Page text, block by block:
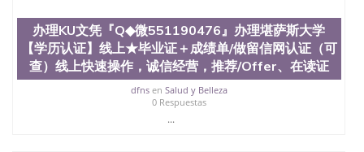
可以制作美国毕业证551190476哪里可以办理澳洲毕
业证551190476留学生在哪里可以买假毕业证
551190476哪里可以办理加拿大毕业证551190476申
请学校办理假的毕业证成绩单可以吗551190476哪里
可以办理水印成绩单551190476哪里可以修改成绩单
GPA分数551190476假毕业证能查出来吗551190476
办理KU文凭『Q◆微551190476』办理堪萨斯大学
【学历认证】线上★毕业证＋成绩单/做留信网认证（可
查）线上快速操作，诚信经营，推荐/Offer、在读证
dfnsen Salud y Belleza
0 Respuestas
...